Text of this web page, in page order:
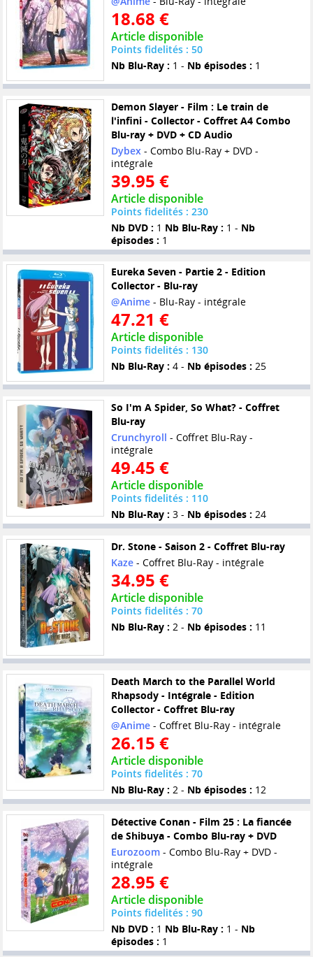
18.68 €
Article disponible
Points fidelités : 50
Nb Blu-Ray : 1 - Nb épisodes : 1
Demon Slayer - Film : Le train de
l'infini - Collector - Coffret A4 Combo
Blu-ray + DVD + CD Audio
Dybex - Combo Blu-Ray + DVD -
intégrale
39.95 €
Article disponible
Points fidelités : 230
Nb DVD : 1 Nb Blu-Ray : 1 - Nb
épisodes : 1
Eureka Seven - Partie 2 - Edition
Collector - Blu-ray
@Anime- Blu-Ray - intégrale
47.21 €
Article disponible
Points fidelités : 130
Nb Blu-Ray : 4 - Nb épisodes : 25
So I'm A Spider, So What? - Coffret
Blu-ray
Crunchyroll - Coffret Blu-Ray -
intégrale
49.45 €
Article disponible
Points fidelités : 110
Nb Blu-Ray : 3 - Nb épisodes : 24
Dr. Stone - Saison 2 - Coffret Blu-ray
Kaze- Coffret Blu-Ray - intégrale
34.95 €
Article disponible
Points fidelités : 70
Nb Blu-Ray : 2 - Nb épisodes : 11
Death March to the Parallel World
Rhapsody - Intégrale - Edition
Collector - Coffret Blu-ray
@Anime- Coffret Blu-Ray - intégrale
26.15 €
Article disponible
Points fidelités : 70
Nb Blu-Ray : 2 - Nb épisodes : 12
Détective Conan - Film 25 : La fiancée
de Shibuya - Combo Blu-ray + DVD
Eurozoom- Combo Blu-Ray + DVD -
intégrale
28.95 €
Article disponible
Points fidelités : 90
Nb DVD : 1 Nb Blu-Ray : 1 - Nb
épisodes : 1